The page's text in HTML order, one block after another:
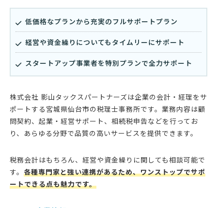
低価格なプランから充実のフルサポートプラン
経営や資金繰りについてもタイムリーにサポート
スタートアップ事業者を特別プランで全力サポート
株式会社 影山タックスパートナーズは企業の会計・経理をサ
ポートする宮城県仙台市の税理士事務所です。業務内容は顧
問契約、起業・経営サポート、相続税申告などを行ってお
り、あらゆる分野で品質の高いサービスを提供できます。
税務会計はもちろん、経営や資金繰りに関しても相談可能で
す。 各種専門家と強い連携があるため、ワンストップでサポ
ートできる点も魅力です。